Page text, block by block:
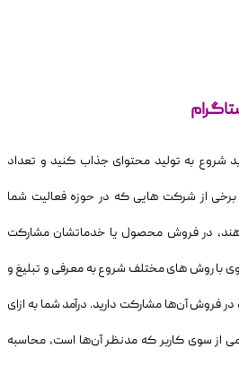
شروع به تولید محتوای جذاب کنید و تعداد
با برخی از شرکت هایی که در حوزه فعالیت شما
در فروش محصول یا خدماتشان مشارکت
با روش های مختلف شروع به معرفی و تبلیغ و
فروش آن‌ها مشارکت دارید. درآمد شما به ازای
از سوی کاربر که مدنظر آن‌ها است، محاسبه